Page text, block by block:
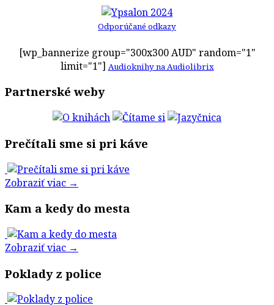
Odporúčané odkazy
[wp_bannerize group="300x300 AUD" random="1"
limit="1"] Audioknihy na Audiolibrix
Partnerské weby
Prečítali sme si pri káve
Zobraziť viac →
Kam a kedy do mesta
Zobraziť viac →
Poklady z police